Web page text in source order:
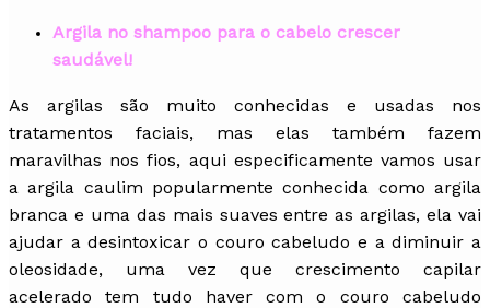
Argila no shampoo para o cabelo crescer
saudável!
As argilas são muito conhecidas e usadas nos
tratamentos faciais, mas elas também fazem
maravilhas nos fios, aqui especificamente vamos usar
a argila caulim popularmente conhecida como argila
branca e uma das mais suaves entre as argilas, ela vai
ajudar a desintoxicar o couro cabeludo e a diminuir a
oleosidade, uma vez que crescimento capilar
acelerado tem tudo haver com o couro cabeludo